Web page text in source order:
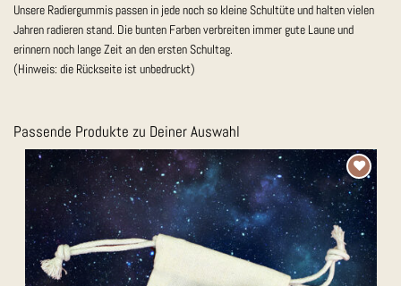
Unsere Radiergummis passen in jede noch so kleine Schultüte und halten vielen
Jahren radieren stand. Die bunten Farben verbreiten immer gute Laune und
erinnern noch lange Zeit an den ersten Schultag.
(Hinweis: die Rückseite ist unbedruckt)
Passende Produkte zu Deiner Auswahl
Auf die
Merkliste